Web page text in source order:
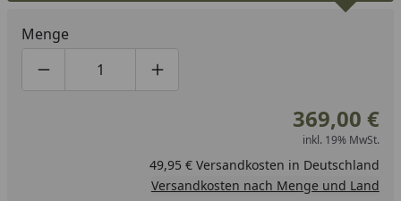
Menge
Produktmenge um eins verringern
Produktmenge manuell eingeben
Produktmenge um eins erhöhen
369,00 €
inkl. 19% MwSt.
49,95 € Versandkosten in Deutschland
Versandkosten nach Menge und Land